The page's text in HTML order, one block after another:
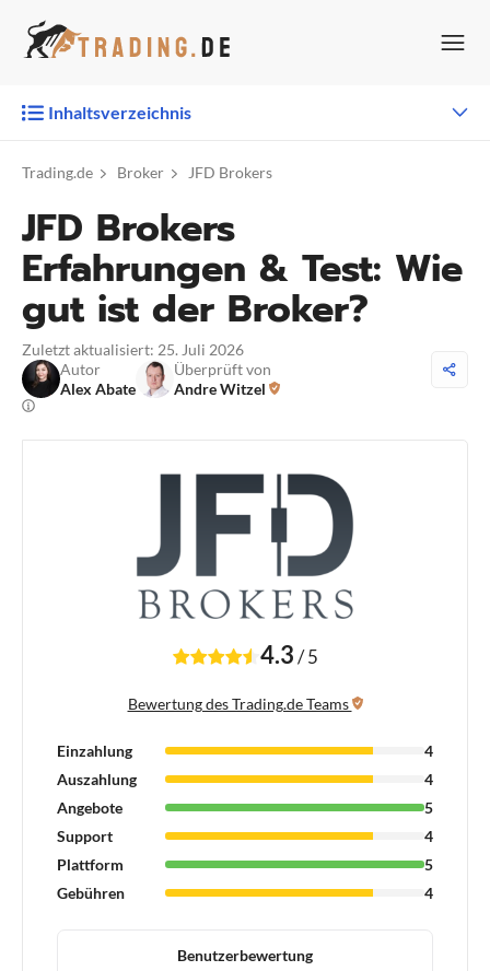
Inhalt
Inhaltsverzeichnis
Trading.de Broker JFD Brokers
JFD Brokers
Erfahrungen & Test: Wie
gut ist der Broker?
Zuletzt aktualisiert: 25. Juli 2026
Autor
Alex Abate
Überprüft von
Andre Witzel
4.3/ 5
Bewertung des Trading.de Teams
Einzahlung
4
Auszahlung
4
Angebote
5
Support
4
Plattform
5
Gebühren
4
Benutzerbewertung